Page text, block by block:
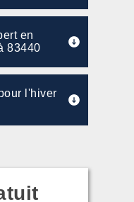
en
83440
l'hiver